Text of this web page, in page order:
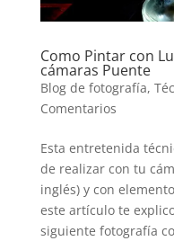
Como Pintar con
cámaras Puente
Blog de fotografía,
Comentarios
Esta entretenida
de realizar con tu
inglés) y con
este artículo te
siguiente fotografía